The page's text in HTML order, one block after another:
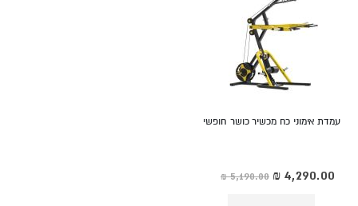
עמדת אימוני כח מכשיר כושר חופשי
‏5,190.00 ₪ מחיר
מיוחד